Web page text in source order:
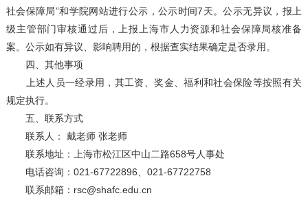
社会保障局”和学院网站进行公示，公示时间7天。公示无异议，报上
级主管部门审核通过后，上报上海市人力资源和社会保障局核准备
案。公示如有异议、影响聘用的，根据查实结果确定是否录用。
四、其他事项
上述人员一经录用，其工资、奖金、福利和社会保险等按照有关
规定执行。
五、联系方式
联系人： 戴老师 张老师
联系地址：上海市松江区中山二路658号人事处
电话咨询：021-67722896、021-67722758
联系邮箱：rsc@shafc.edu.cn